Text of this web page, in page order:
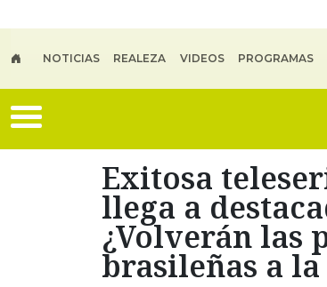
NOTICIAS REALEZA VIDEOS PROGRAMAS
Exitosa
llega a
¿Volverán las
brasileñas a